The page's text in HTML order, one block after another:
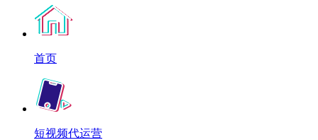
首页
短视频代运营